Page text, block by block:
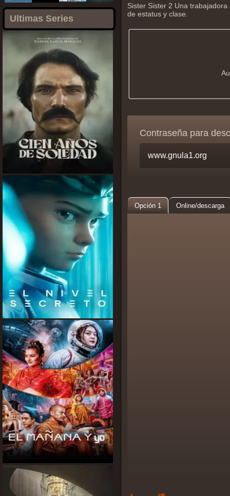
Ultimas Series
Sister Sister 2 Una
de estatus y clase.
Contraseña para
Opción 1 Online/descarga